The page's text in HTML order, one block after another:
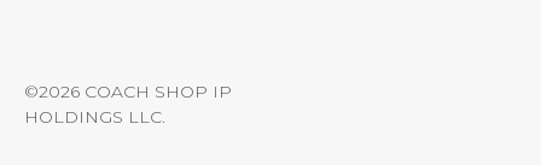
©2026 COACH SHOP IP
HOLDINGS LLC.